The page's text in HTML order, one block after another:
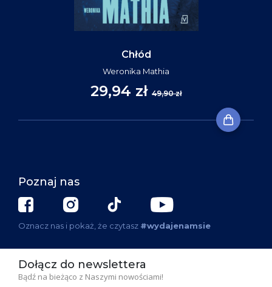
Chłód
Weronika Mathia
29,94 zł 49,90 zł
Poznaj nas
Oznacz nas i pokaż, że czytasz #wydajenamsie
Dołącz do newslettera
Bądź na bieżąco z Naszymi nowościami!